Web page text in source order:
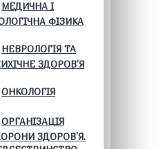
МЕДИЧНА І
ФІЗИКА
НЕВРОЛОГІЯ ТА
ЗДОРОВ’Я
ОНКОЛОГІЯ
ОРГАНІЗАЦІЯ
ЗДОРОВ'Я.